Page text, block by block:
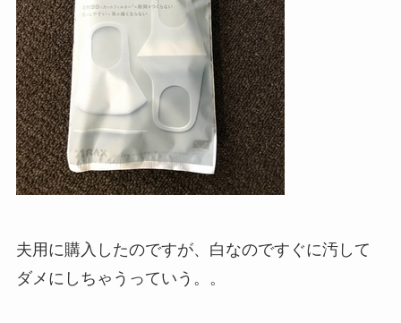
夫用に購入したのですが、白なのですぐに汚して
ダメにしちゃうっていう。。